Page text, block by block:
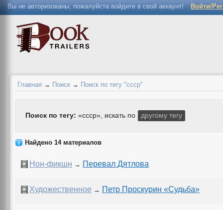
Вы не авторизованы, пожалуйста войдите в свой аккаунт! Войти/
Главная → Поиск → Поиск по тегу "ссср"
Поиск по тегу: «ссср», искать по другому тегу
Найдено 14 материалов
Нон-фикшн → Перевал Дятлова
Художественное → Петр Проскурин «Судьба»